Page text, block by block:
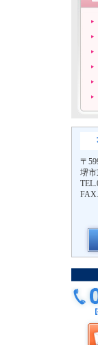
〒
堺市